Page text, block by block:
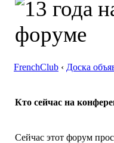
FrenchClub ‹ Доска
Кто сейчас на
Сейчас этот форум